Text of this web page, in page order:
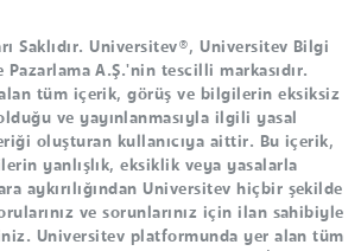
Saklıdır. Universitev®, Universitev Bilgi
A.Ş.'nin tescilli markasıdır.
tüm içerik, görüş ve bilgilerin eksiksiz
ve yayınlanmasıyla ilgili yasal
oluşturan kullanıcıya aittir. Bu içerik,
yanlışlık, eksiklik veya yasalarla
aykırılığından Universitev hiçbir şekilde
ve sorunlarınız için ilan sahibiyle
Universitev platformunda yer alan tüm